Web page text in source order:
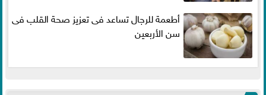
أطعمة للرجال تساعد فى تعزيز صحة القلب فى
سن الأربعين